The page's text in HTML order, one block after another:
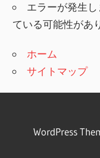
エラーが発生
ている可能性があ
ホーム
サイトマップ
WordPress